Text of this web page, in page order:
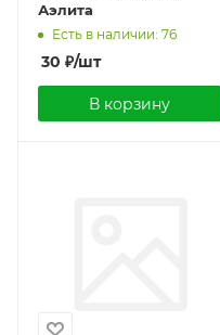
Аэлита
Есть в наличии: 76
30 ₽/шт
В корзину